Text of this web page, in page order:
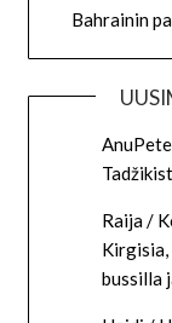
Bahrainin
AnuPete
Raija /
Kirgisia,
bussilla